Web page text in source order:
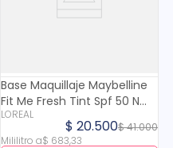
Base Maquillaje Maybelline
Fit Me Fresh Tint Spf 50 N
10.8 X 30 Ml
LOREAL
$41.000
$ 20.500
Mililitro a$ 683,33